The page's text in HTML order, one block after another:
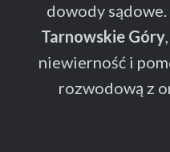
dowody
Tarnowskie Góry
niewierność i
rozwodową z